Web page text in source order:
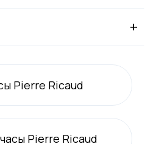
+
Pierre Ricaud
часы Pierre Ricaud